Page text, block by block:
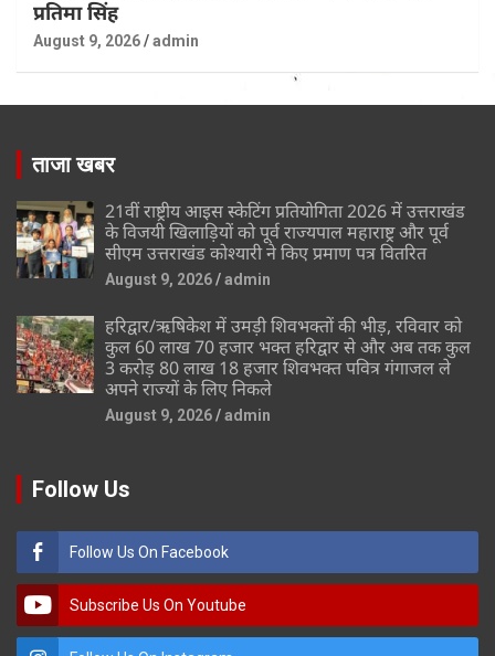
प्रतिमा सिंह
August 9, 2026 admin
ताजा खबर
21वीं राष्ट्रीय आइस स्केटिंग प्रतियोगिता 2026 में उत्तराखंड
के विजयी खिलाड़ियों को पूर्व राज्यपाल महाराष्ट्र और पूर्व
सीएम उत्तराखंड कोश्यारी ने किए प्रमाण पत्र वितरित
August 9, 2026 admin
हरिद्वार/ऋषिकेश में उमड़ी शिवभक्तों की भीड़, रविवार को
कुल 60 लाख 70 हजार भक्त हरिद्वार से और अब तक कुल
3 करोड़ 80 लाख 18 हजार शिवभक्त पवित्र गंगाजल ले
अपने राज्यों के लिए निकले
August 9, 2026 admin
Follow Us
Follow Us On Facebook
Subscribe Us On Youtube